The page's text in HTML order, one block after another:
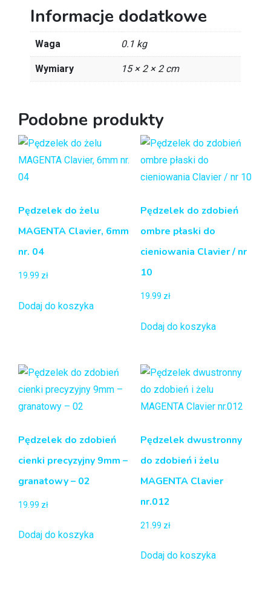
Informacje dodatkowe
Waga 0.1 kg
Wymiary 15 × 2 × 2 cm
Podobne produkty
Pędzelek do żelu
MAGENTA Clavier, 6mm
nr. 04
19.99 zł
Dodaj do koszyka
Pędzelek do zdobień
ombre płaski do
cieniowania Clavier / nr
10
19.99 zł
Dodaj do koszyka
Pędzelek do zdobień
cienki precyzyjny 9mm –
granatowy – 02
19.99 zł
Dodaj do koszyka
Pędzelek dwustronny
do zdobień i żelu
MAGENTA Clavier
nr.012
21.99 zł
Dodaj do koszyka